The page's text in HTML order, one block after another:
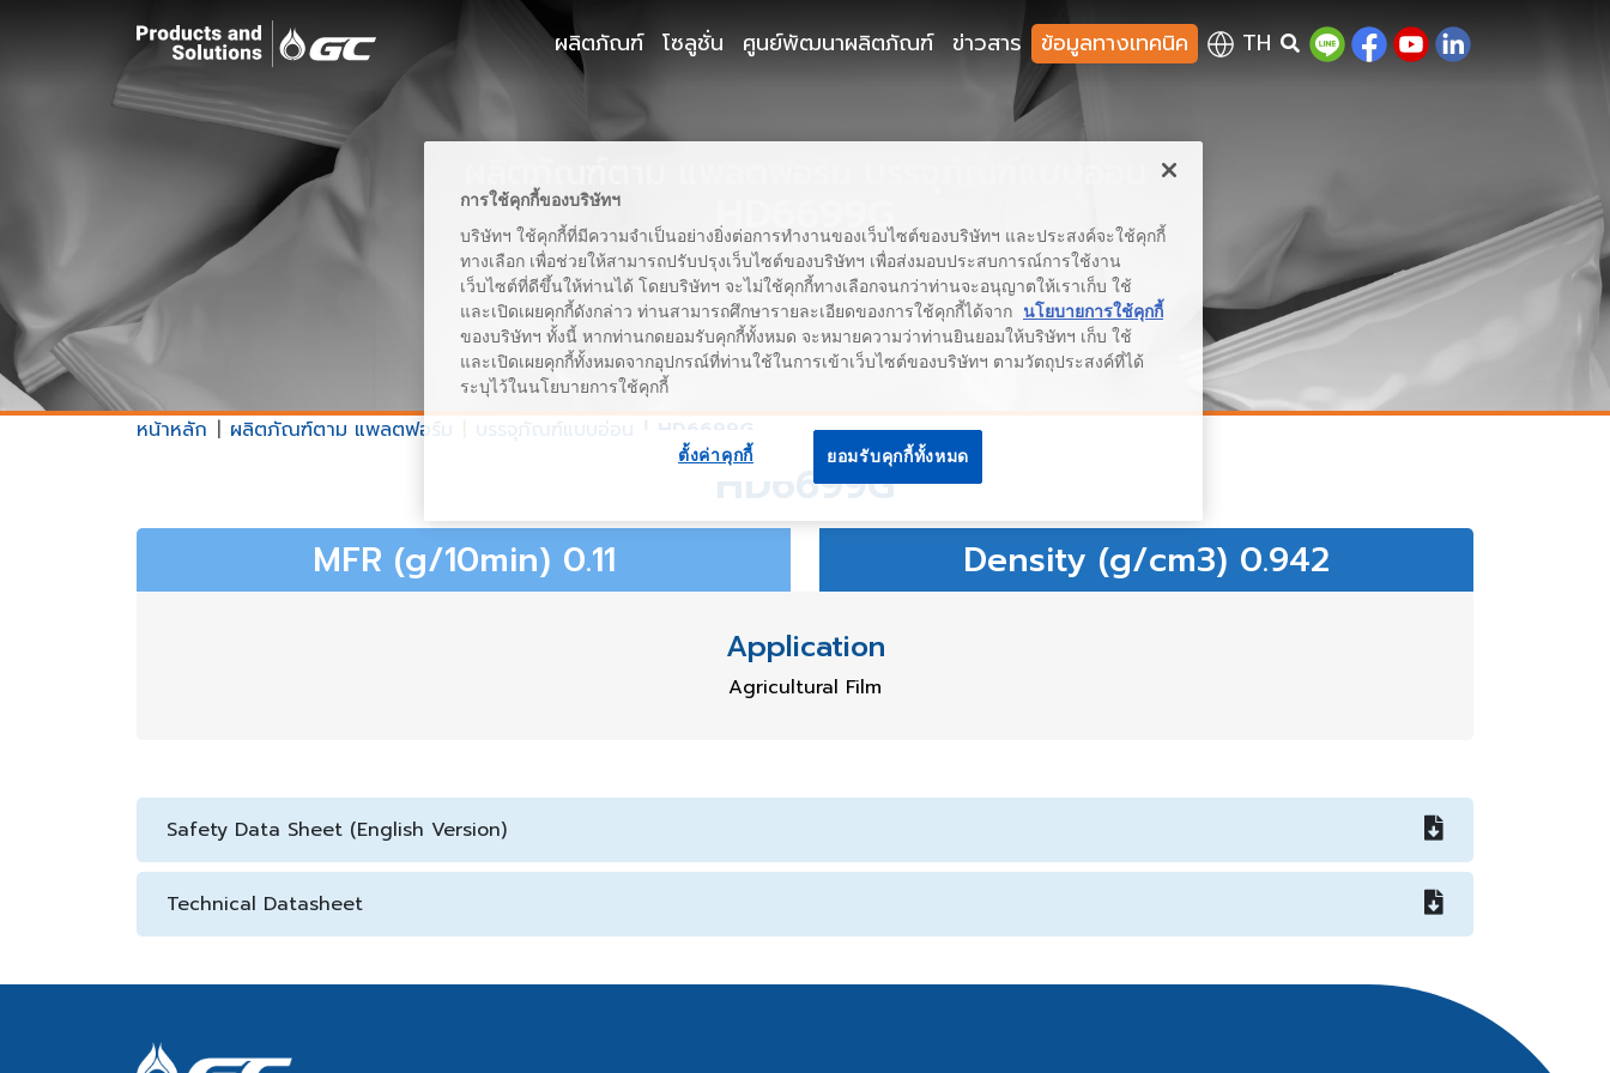
ผลิตภัณฑ์ โซลูชั่น ศูนย์พัฒนาผลิตภัณฑ์ ข่าวสาร ข้อมูลทางเทคนิค TH
ผลิตภัณฑ์ตาม แพลตฟอร์ม บรรจุภัณฑ์แบบอ่อน
HD6699G
หน้าหลัก ผลิตภัณฑ์ตาม แพลตฟอร์ม บรรจุภัณฑ์แบบอ่อน HD6699G
HD6699G
MFR (g/10min) 0.11 Density (g/cm3) 0.942
Application
Agricultural Film
Safety Data Sheet (English Version)
Technical Datasheet
การใช้คุกกี้ของบริษัทฯ
บริษัทฯ ใช้คุกกี้ที่มีความจำเป็นอย่างยิ่งต่อการทำงานของเว็บไซต์ของบริษัทฯ และประสงค์จะใช้คุกกี้
ทางเลือก เพื่อช่วยให้สามารถปรับปรุงเว็บไซต์ของบริษัทฯ เพื่อส่งมอบประสบการณ์การใช้งาน
เว็บไซต์ที่ดีขึ้นให้ท่านได้ โดยบริษัทฯ จะไม่ใช้คุกกี้ทางเลือกจนกว่าท่านจะอนุญาตให้เราเก็บ ใช้
และเปิดเผยคุกกี้ดังกล่าว ท่านสามารถศึกษารายละเอียดของการใช้คุกกี้ได้จาก นโยบายการใช้คุกกี้
ของบริษัทฯ ทั้งนี้ หากท่านกดยอมรับคุกกี้ทั้งหมด จะหมายความว่าท่านยินยอมให้บริษัทฯ เก็บ ใช้
และเปิดเผยคุกกี้ทั้งหมดจากอุปกรณ์ที่ท่านใช้ในการเข้าเว็บไซต์ของบริษัทฯ ตามวัตถุประสงค์ที่ได้
ระบุไว้ในนโยบายการใช้คุกกี้
ยอมรับคุกกี้ทั้งหมด
ตั้งค่าคุกกี้